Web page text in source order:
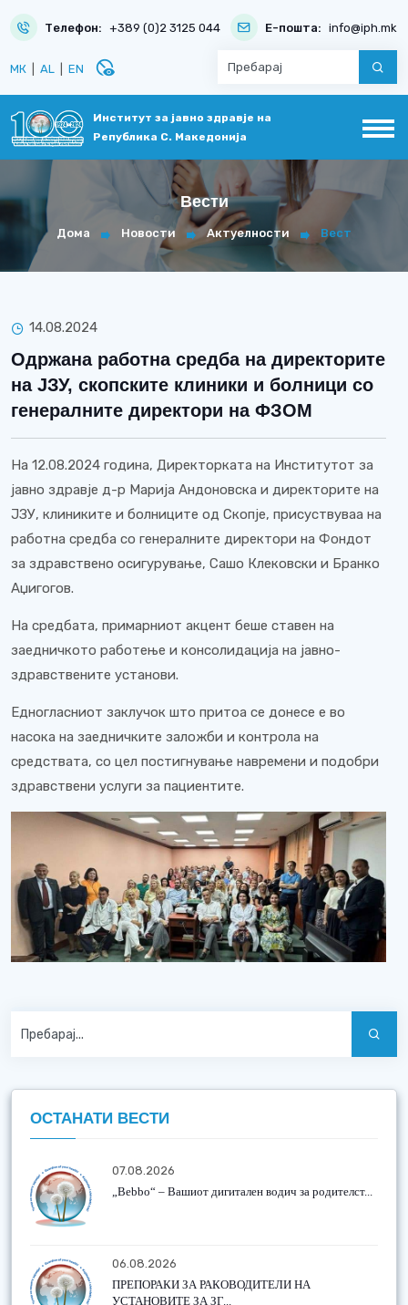
Телефон: +389 (0)2 3125 044 Е-пошта: info@iph.mk
МК AL EN disabled_visible
Институт за јавно здравје на
Република С. Македонија
Вести
Дома Новости Актуелности Вест
14.08.2024
Одржана работна средба на директорите
на ЈЗУ, скопските клиники и болници со
генералните директори на ФЗОМ
На 12.08.2024 година, Директорката на Институтот за
јавно здравје д-р Марија Андоновска и директорите на
ЈЗУ, клиниките и болниците од Скопје, присуствуваа на
работна средба со генералните директори на Фондот
за здравствено осигурување, Сашо Клековски и Бранко
Аџигогов.
На средбата, примарниот акцент беше ставен на
заедничкото работење и консолидација на јавно-
здравствените установи.
Едногласниот заклучок што притоа се донесе е во
насока на заедничките заложби и контрола на
средствата, со цел постигнување навремени и подобри
здравствени услуги за пациентите.
ОСТАНАТИ ВЕСТИ
07.08.2026
„Bebbo“ – Вашиот дигитален водич за родителст...
06.08.2026
ПРЕПОРАКИ ЗА РАКОВОДИТЕЛИ НА
УСТАНОВИТЕ ЗА ЗГ...